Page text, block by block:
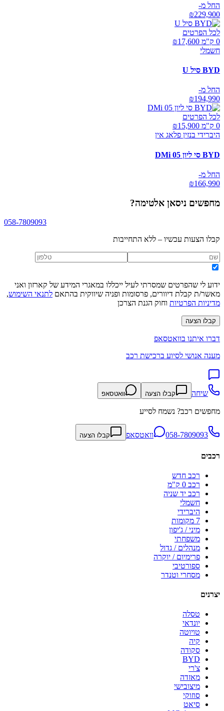
החל מ-
₪229,900
לכל הפרטים
0 ק"מ ₪
17,600
חשמלי
BYD סיל U
החל מ-
₪194,990
לכל הפרטים
0 ק"מ ₪
15,900
היברידי בנזין פלאג אין
BYD סי ליון 05 DMi
החל מ-
₪166,990
מחפשים ניסאן אלטימה?
058-7809093
קבלו הצעות עכשיו – ללא התחייבות
ידוע לי שהפרטים שמסרתי לעיל ייכללו במאגרי המידע של קארזון ואני
מאשר/ת קבלת דיוורים, פרסומות ופניה שיווקית בהתאם לתנאי השימוש,
מדיניות הפרטיות וחוק הגנת הצרכן
קבלו הצעה
דברו איתנו בוואטסאפ
מענה אנושי לסיוע ברכישת רכב
שיחה קבלו הצעה וואטסאפ
מחפשים רכב? נשמח לסייע
058-7809093 וואטסאפ קבלו הצעה
רכבים
רכב חדש
רכב 0 ק"מ
רכב יד שניה
חשמלי
היברידי
7 מקומות
מיני / ג'יפון
משפחתי
מנהלים / גדול
פרימיום / יוקרה
ספורטיבי
מסחרי וטנדר
יצרנים
טסלה
יונדאי
טויוטה
קיה
סקודה
BYD
צ'רי
מאזדה
מיצובישי
סוזוקי
סיאט